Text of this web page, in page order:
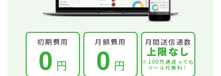
初期費用
0 円
月額費用
0 円
月間送信通数
上限なし
※100万通送っても
ツール代無料！